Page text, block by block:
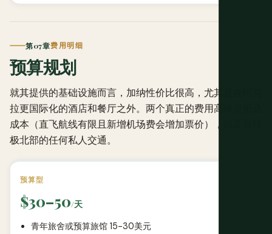
第07章费用明细
预算规划
就其提供的基础设施而言，加纳性价比很高，尤其是在阿克
拉更国际化的酒店和餐厅之外。两个真正的费用高峰是抵达
成本（直飞航线有限且新增机场费会增加票价），以及前往
极北部的任何私人交通。
预算型
$30–50/天
青年旅舍或预算旅馆 15-30美元